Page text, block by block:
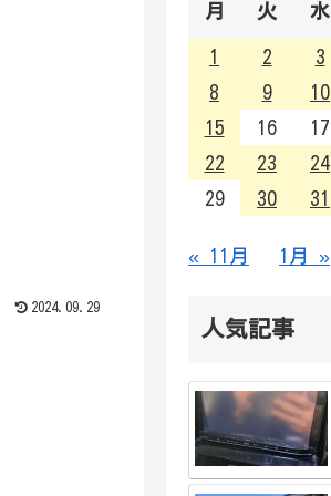
2024.09.29
月 火 水
1 2 3
8
9 10
15
16 17
22
23 24
29
30 31
« 11月 1月 »
人気記事